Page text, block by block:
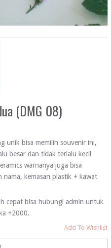
(DMG 08)
unik bisa memilih souvenir ini,
besar dan tidak terlalu kecil
warnanya juga bisa
nama, kemasan plastik + kawat
cepat bisa hubungi admin untuk
+2000.
Add To Wishlist